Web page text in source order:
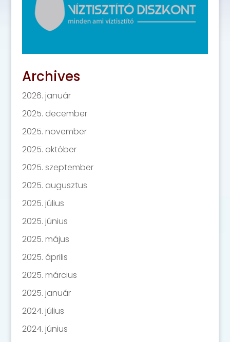
Archives
2026. január
2025. december
2025. november
2025. október
2025. szeptember
2025. augusztus
2025. július
2025. június
2025. május
2025. április
2025. március
2025. január
2024. július
2024. június